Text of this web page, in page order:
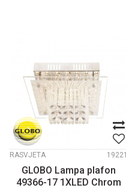
RASVJETA 19221
GLOBO Lampa plafon
49366-17 1XLED Chrom